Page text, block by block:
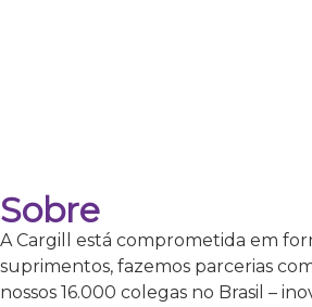
Sobre
A Cargill está comprometida em
suprimentos, fazemos parcerias
nossos 16.000 colegas no Brasil –